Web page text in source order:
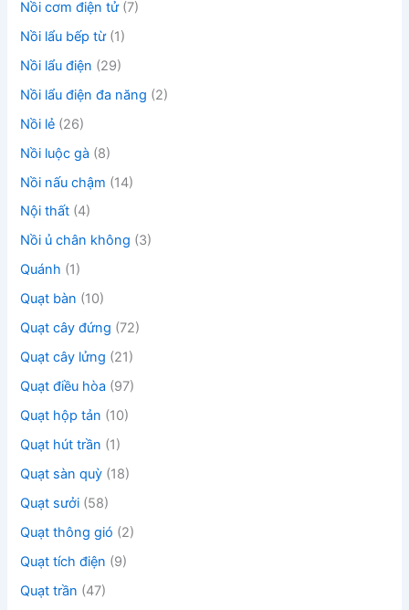
Nồi cơm điện tử (7)
Nồi lẩu bếp từ (1)
Nồi lẩu điện (29)
Nồi lẩu điện đa năng (2)
Nồi lẻ (26)
Nồi luộc gà (8)
Nồi nấu chậm (14)
Nội thất (4)
Nồi ủ chân không (3)
Quánh (1)
Quạt bàn (10)
Quạt cây đứng (72)
Quạt cây lửng (21)
Quạt điều hòa (97)
Quạt hộp tản (10)
Quạt hút trần (1)
Quạt sàn quỳ (18)
Quạt sưởi (58)
Quạt thông gió (2)
Quạt tích điện (9)
Quạt trần (47)